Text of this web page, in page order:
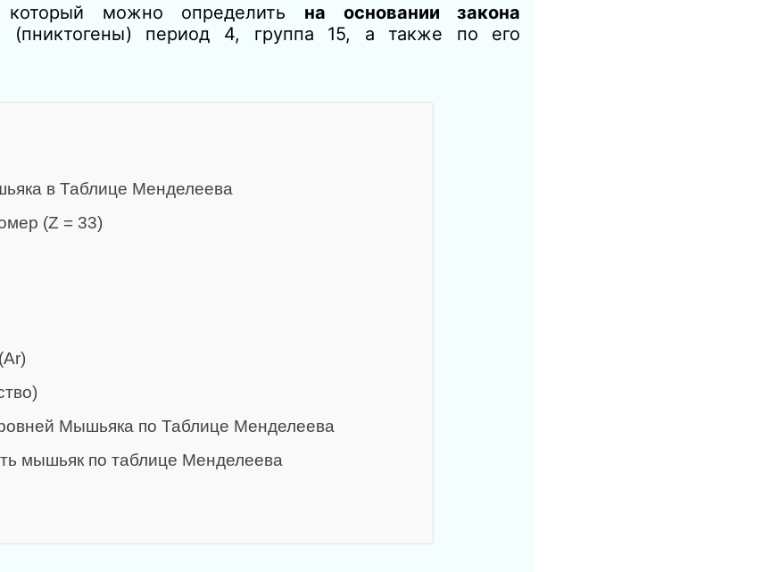
можно определить на основании закона
период 4, группа 15, а также по его
в Таблице Менделеева
(Z = 33)
Мышьяка по Таблице Менделеева
мышьяк по таблице Менделеева